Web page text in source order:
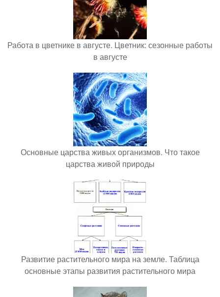
Работа в цветнике в августе. Цветник: сезонные работы
в августе
Основные царства живых организмов. Что такое
царства живой природы
Развитие растительного мира на земле. Таблица
основные этапы развития растительного мира